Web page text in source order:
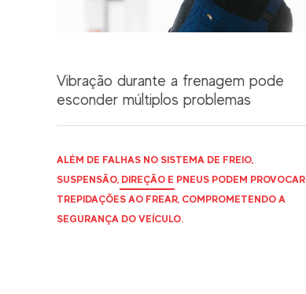
Vibração durante a frenagem pode
esconder múltiplos problemas
ALÉM DE FALHAS NO SISTEMA DE FREIO,
SUSPENSÃO, DIREÇÃO E PNEUS PODEM PROVOCAR
TREPIDAÇÕES AO FREAR, COMPROMETENDO A
SEGURANÇA DO VEÍCULO.